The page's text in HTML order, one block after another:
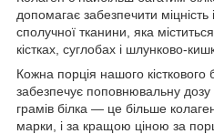
допомагає забезпечити міцність
сполучної тканини, яка міститься
кістках, суглобах і шлунково-
Кожна порція нашого кісткового
забезпечує поповнювальну дозу
грамів білка — це більше
марки, і за кращою ціною за